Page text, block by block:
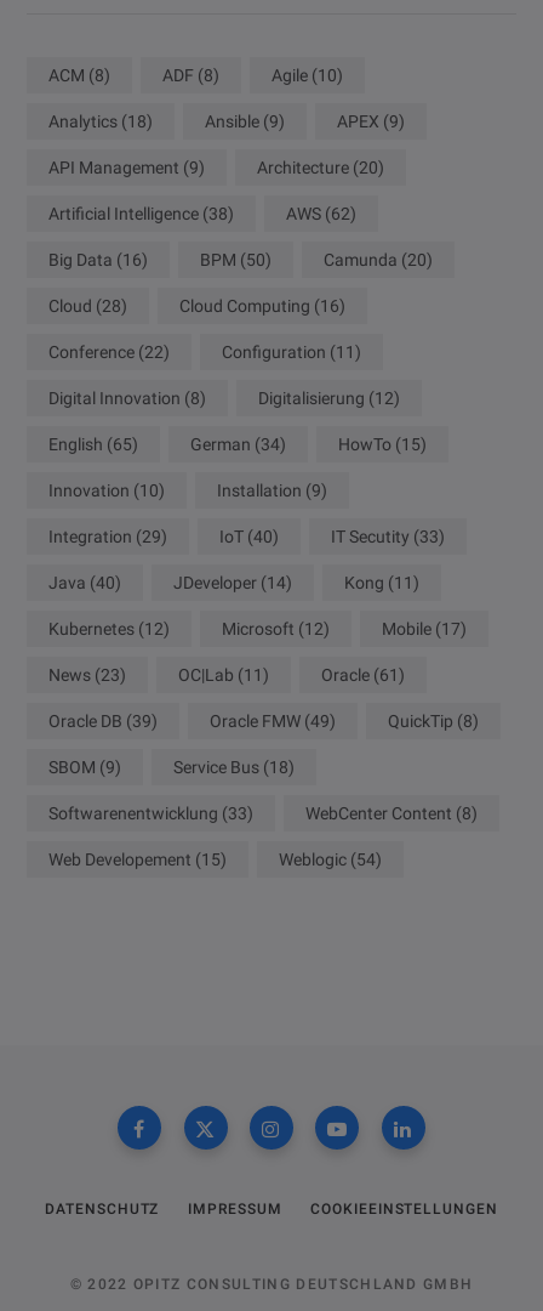
ACM (8) ADF (8) Agile (10)
Analytics (18) Ansible (9) APEX (9)
API Management (9) Architecture (20)
Artificial Intelligence (38) AWS (62)
Big Data (16) BPM (50) Camunda (20)
Cloud (28) Cloud Computing (16)
Conference (22) Configuration (11)
Digital Innovation (8) Digitalisierung (12)
English (65) German (34) HowTo (15)
Innovation (10) Installation (9)
Integration (29) IoT (40) IT Secutity (33)
Java (40) JDeveloper (14) Kong (11)
Kubernetes (12) Microsoft (12) Mobile (17)
News (23) OC|Lab (11) Oracle (61)
Oracle DB (39) Oracle FMW (49) QuickTip (8)
SBOM (9) Service Bus (18)
Softwarenentwicklung (33) WebCenter Content (8)
Web Developement (15) Weblogic (54)
DATENSCHUTZ IMPRESSUM COOKIEEINSTELLUNGEN
© 2022 OPITZ CONSULTING DEUTSCHLAND GMBH